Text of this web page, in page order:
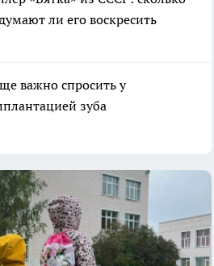
ли его воскресить
важно спросить у
зуба